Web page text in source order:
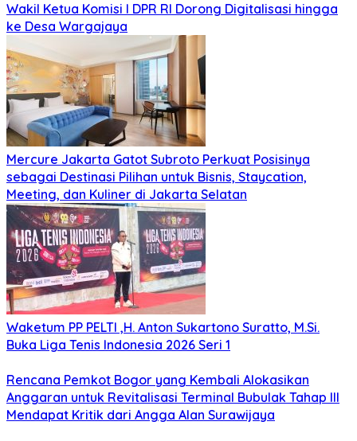
Wakil Ketua Komisi I DPR RI Dorong Digitalisasi hingga
ke Desa Wargajaya
Mercure Jakarta Gatot Subroto Perkuat Posisinya
sebagai Destinasi Pilihan untuk Bisnis, Staycation,
Meeting, dan Kuliner di Jakarta Selatan
Waketum PP PELTI ,H. Anton Sukartono Suratto, M.Si.
Buka Liga Tenis Indonesia 2026 Seri 1
Rencana Pemkot Bogor yang Kembali Alokasikan
Anggaran untuk Revitalisasi Terminal Bubulak Tahap III
Mendapat Kritik dari Angga Alan Surawijaya